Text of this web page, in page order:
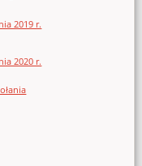
2019 r.
2020 r.